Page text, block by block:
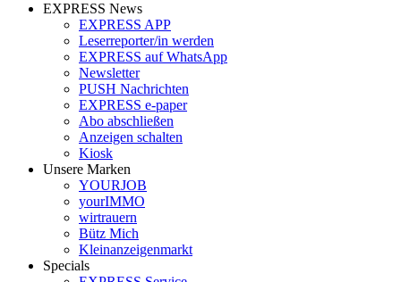
EXPRESS News
EXPRESS APP
Leserreporter/in werden
EXPRESS auf WhatsApp
Newsletter
PUSH Nachrichten
EXPRESS e-paper
Abo abschließen
Anzeigen schalten
Kiosk
Unsere Marken
YOURJOB
yourIMMO
wirtrauern
Bütz Mich
Kleinanzeigenmarkt
Specials